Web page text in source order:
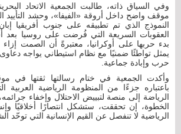
وفي السياق ذاته، طالبت الجمعية الاتحاد
موقف واضح داخل أروقة «الفيفا»، وحشد التأييد
النموذج الذي تم تطبيقه على جنوب أفريقيا إبان
العقوبات السريعة التي فُرضت على روسيا
بدء حربها على أوكرانيا، معتبرةً أن الصمت إزاء
يمثل تواطئًا ضمنيًا مع نظام استيطاني يواجه
حرب وإبادة جماعية.
وأكدت الجمعية في ختام رسالتها ثقتها في
باعتباره جزءًا من المنظومة الرياضية
الرياضة إلى منصة لتبييض الاحتلال وإخفاء
الخطوة، إن تحققت، ستشكل انتصارًا أخلاقيًا
الرياضية لا تنفصل عن القيم الإنسانية التي توحّد